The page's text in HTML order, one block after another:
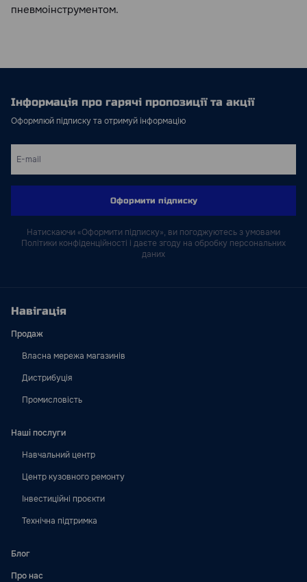
пневмоінструментом.
Інформація про гарячі пропозиції та акції
Оформлюй підписку та отримуй інформацію
Оформити підписку
Натискаючи «Оформити підписку», ви погоджуютесь з умовами
Політики конфіденційності і даєте згоду на обробку персональних
даних
Навігація
Продаж
Власна мережа магазинів
Дистрибуція
Промисловість
Наші послуги
Навчальний центр
Центр кузовного ремонту
Інвестиційні проєкти
Технічна підтримка
Блог
Про нас